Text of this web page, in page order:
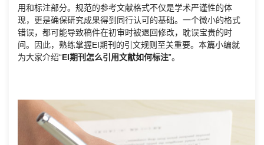
用和标注部分。规范的参考文献格式不仅是学术严谨性的体
现，更是确保研究成果得到同行认可的基础。一个微小的格式
错误，都可能导致稿件在初审时被退回修改，耽误宝贵的时
间。因此，熟练掌握EI期刊的引文规则至关重要。本篇小编就
为大家介绍“EI期刊怎么引用文献如何标注”。